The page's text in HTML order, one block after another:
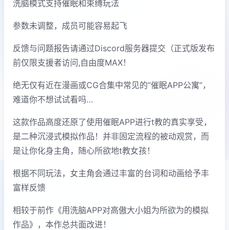
洗脑模式支持催眠和束缚玩法
参数未调整，成员可能容易起飞
反馈与问题报告请通过Discord服务器提交（正式版发布
前仅限支援者访问,自由度MAX！
绝无仅有近在漫画或CG合集中常见的“催眠APP公寓”，
难道你不想试试看吗…
这款作品高度还原了使用催眠APP进行t教的真实享受，
是二种沉浸式模拟作品！并非固定流程的被动观赏，而
是让你化身主角，随心所欲地t教女孩！
根据不同玩法，女主角会通过丰富的台词和动画给予丰
富样反馈
相较于前作《用洗脑APP对高傲大小姐为所欲为的模拟
作品》，本作总共面改进！